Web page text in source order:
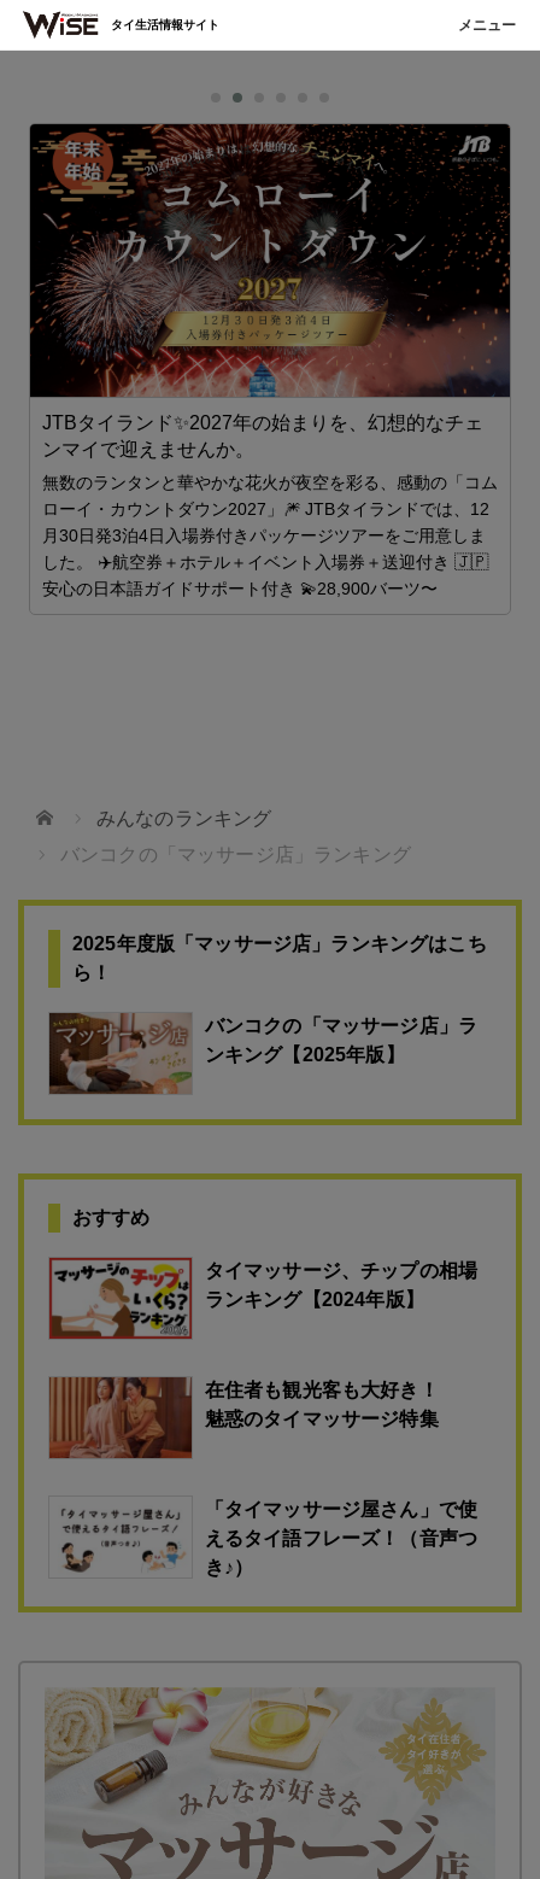
JTBタイランド✨2027年の始まりを、幻想的なチェ
ンマイで迎えませんか。
無数のランタンと華やかな花火が夜空を彩る、感動の「コム
ローイ・カウントダウン2027」🎆 JTBタイランドでは、12
月30日発3泊4日入場券付きパッケージツアーをご用意しま
した。 ✈️航空券＋ホテル＋イベント入場券＋送迎付き 🇯🇵
安心の日本語ガイドサポート付き 💫28,900バーツ〜
ホーム みんなのランキング
バンコクの「マッサージ店」ランキング
2025年度版「マッサージ店」ランキングはこち
ら！
バンコクの「マッサージ店」ラ
ンキング【2025年版】
おすすめ
タイマッサージ、チップの相場
ランキング【2024年版】
在住者も観光客も大好き！
魅惑のタイマッサージ特集
「タイマッサージ屋さん」で使
えるタイ語フレーズ！（音声つ
き♪）
タイ生活情報サイト